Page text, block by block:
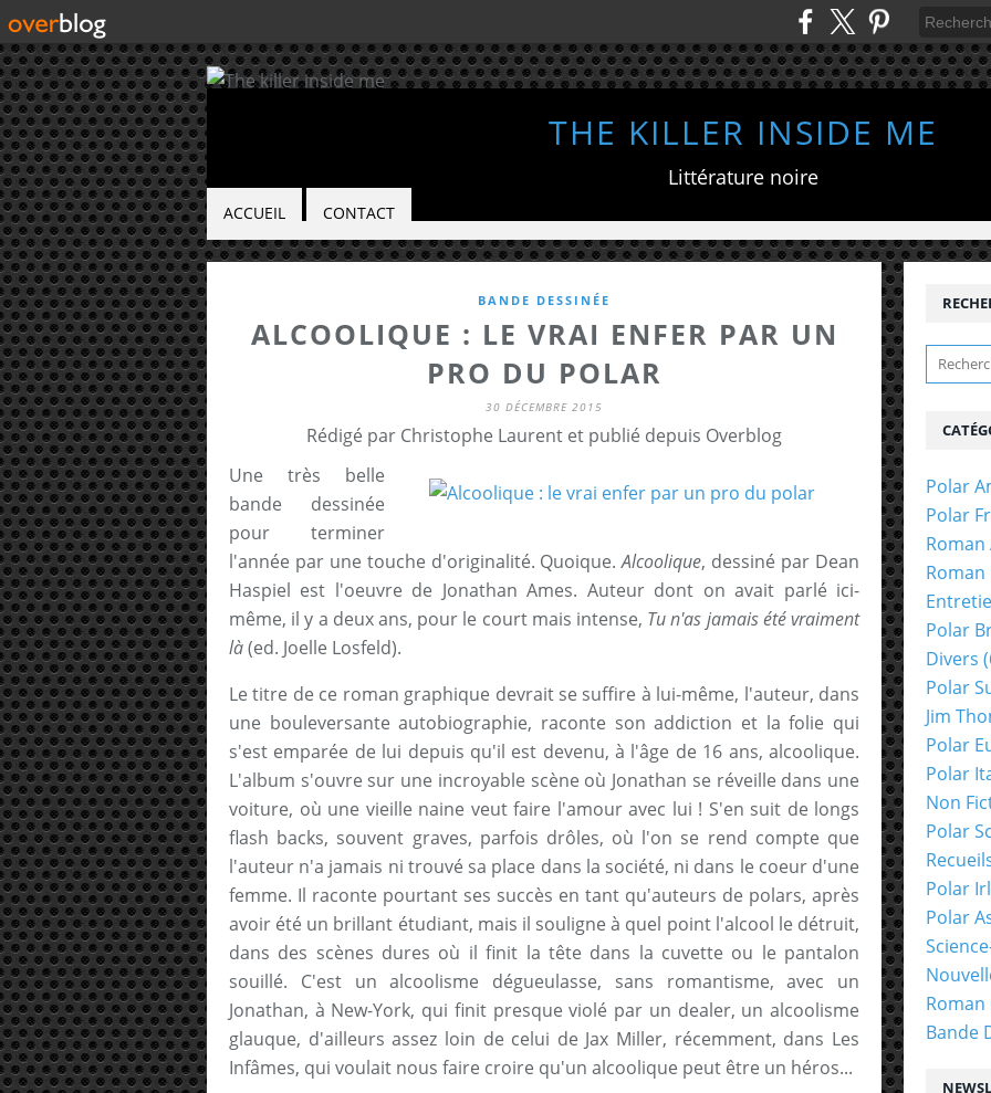
THE KILLER INSIDE ME
Littérature noire
ACCUEIL CONTACT
BANDE DESSINÉE
ALCOOLIQUE : LE VRAI ENFER PAR UN
PRO DU POLAR
30 DÉCEMBRE 2015
Rédigé par Christophe Laurent et publié depuis Overblog
Une très belle
bande dessinée
pour terminer
l'année par une touche d'originalité. Quoique.Alcoolique, dessiné par Dean
Haspiel est l'oeuvre de Jonathan Ames. Auteur dont on avait parlé ici-
même, il y a deux ans, pour le court mais intense, Tu n'as jamais été vraiment
là(ed. Joelle Losfeld).
Le titre de ce roman graphique devrait se suffire à lui-même, l'auteur, dans
une bouleversante autobiographie, raconte son addiction et la folie qui
s'est emparée de lui depuis qu'il est devenu, à l'âge de 16 ans, alcoolique.
L'album s'ouvre sur une incroyable scène où Jonathan se réveille dans une
voiture, où une vieille naine veut faire l'amour avec lui ! S'en suit de longs
flash backs, souvent graves, parfois drôles, où l'on se rend compte que
l'auteur n'a jamais ni trouvé sa place dans la société, ni dans le coeur d'une
femme. Il raconte pourtant ses succès en tant qu'auteurs de polars, après
avoir été un brillant étudiant, mais il souligne à quel point l'alcool le détruit,
dans des scènes dures où il finit la tête dans la cuvette ou le pantalon
souillé. C'est un alcoolisme dégueulasse, sans romantisme, avec un
Jonathan, à New-York, qui finit presque violé par un dealer, un alcoolisme
glauque, d'ailleurs assez loin de celui de Jax Miller, récemment, dans Les
Infâmes, qui voulait nous faire croire qu'un alcoolique peut être un héros...
Polar
Polar
Roman
Polar
Divers
Polar
Jim
Polar
Polar
Non
Polar
Polar
Polar
Roman
Bande